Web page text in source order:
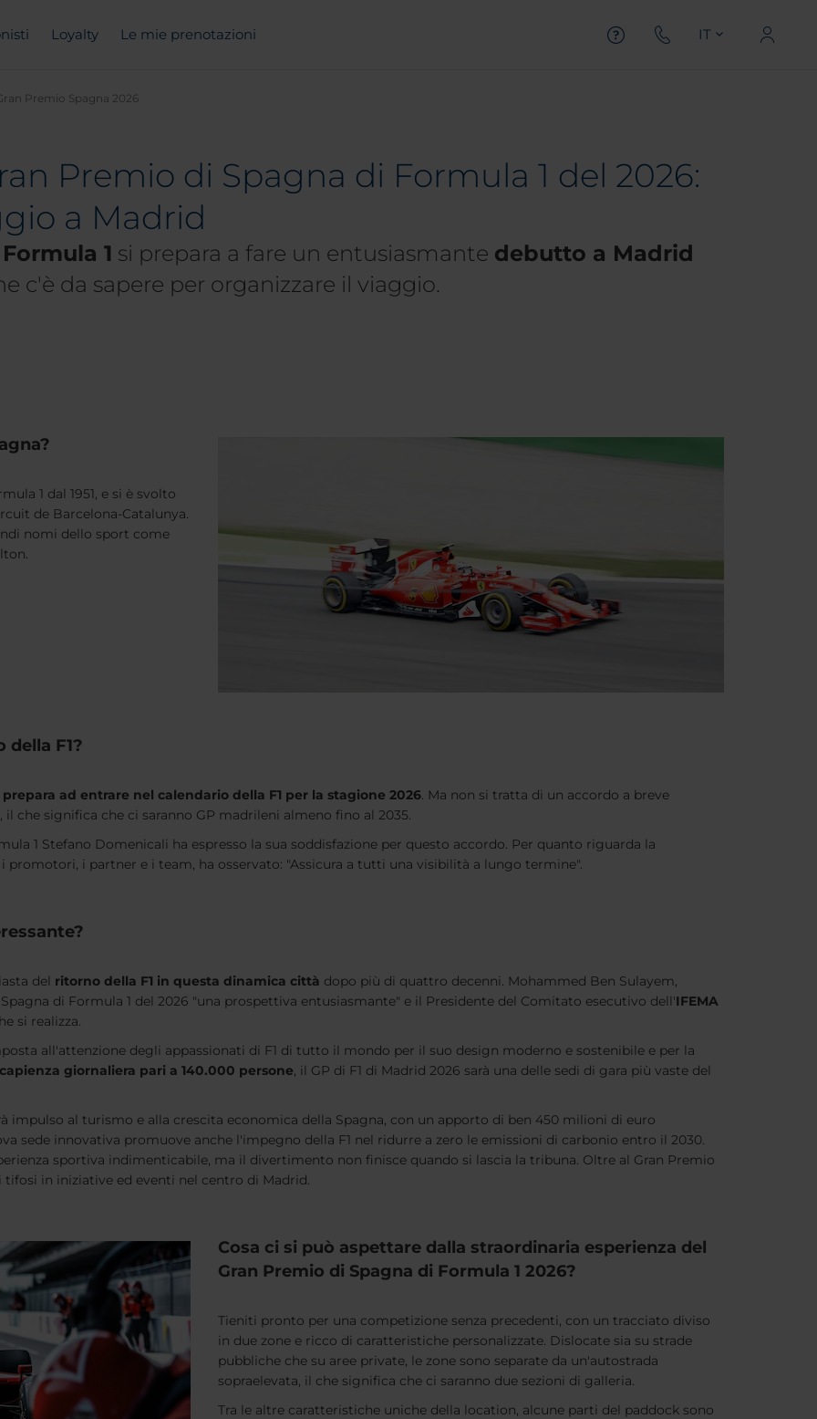
Loyalty Le mie prenotazioni IT
Premio Spagna 2026
Premio di Spagna di Formula 1 del 2026:
a Madrid
1 si prepara a fare un entusiasmante debutto a Madrid
c'è da sapere per organizzare il viaggio.
1 dal 1951, e si è svolto
de Barcelona-Catalunya.
nomi dello sport come
della F1?
ad entrare nel calendario della F1 per la stagione 2026. Ma non si tratta di un accordo a breve
che significa che ci saranno GP madrileni almeno fino al 2035.
1 Stefano Domenicali ha espresso la sua soddisfazione per questo accordo. Per quanto riguarda la
i partner e i team, ha osservato: "Assicura a tutti una visibilità a lungo termine".
del ritorno della F1 in questa dinamica città dopo più di quattro decenni. Mohammed Ben Sulayem,
di Formula 1 del 2026 "una prospettiva entusiasmante" e il Presidente del Comitato esecutivo dell'IFEMA
si realizza.
all'attenzione degli appassionati di F1 di tutto il mondo per il suo design moderno e sostenibile e per la
giornaliera pari a 140.000 persone, il GP di F1 di Madrid 2026 sarà una delle sedi di gara più vaste del
impulso al turismo e alla crescita economica della Spagna, con un apporto di ben 450 milioni di euro
sede innovativa promuove anche l'impegno della F1 nel ridurre a zero le emissioni di carbonio entro il 2030.
sportiva indimenticabile, ma il divertimento non finisce quando si lascia la tribuna. Oltre al Gran Premio
in iniziative ed eventi nel centro di Madrid.
Cosa ci si può aspettare dalla straordinaria esperienza del
Gran Premio di Spagna di Formula 1 2026?
Tieniti pronto per una competizione senza precedenti, con un tracciato diviso
in due zone e ricco di caratteristiche personalizzate. Dislocate sia su strade
pubbliche che su aree private, le zone sono separate da un'autostrada
sopraelevata, il che significa che ci saranno due sezioni di galleria.
Tra le altre caratteristiche uniche della location, alcune parti del paddock sono